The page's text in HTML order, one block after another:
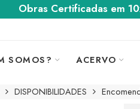
Obras Certificadas em
SOMOS? ACERVO
DISPONIBILIDADES